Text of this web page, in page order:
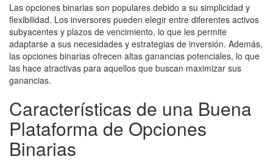
Las opciones binarias son populares debido a su simplicidad y
flexibilidad. Los inversores pueden elegir entre diferentes activos
subyacentes y plazos de vencimiento, lo que les permite
adaptarse a sus necesidades y estrategias de inversión. Además,
las opciones binarias ofrecen altas ganancias potenciales, lo que
las hace atractivas para aquellos que buscan maximizar sus
ganancias.
Características de una Buena
Plataforma de Opciones
Binarias